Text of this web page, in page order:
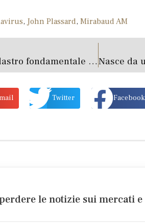
, John Plassard, Mirabaud AM
Idrogeno verde: pilastro fondamentale dei piani di sviluppo sostenibile?
Twitter Facebook
le notizie sui mercati